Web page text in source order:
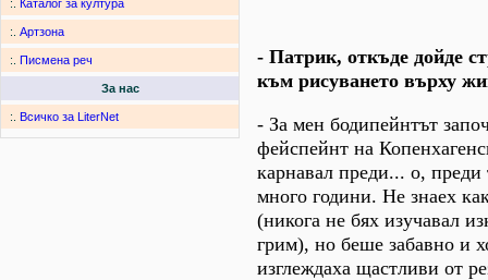
:. Каталог за култура
:. Артзона
:. Писмена реч
За нас
:. Всичко за LiterNet
- Патрик, откъде дойде
към рисуването върху
- За мен бодипейнтът
фейспейнт на
карнавал преди... о, преди
много години. Не знаех
(никога не бях изучавал
грим), но беше забавно и
изглеждаха щастливи от